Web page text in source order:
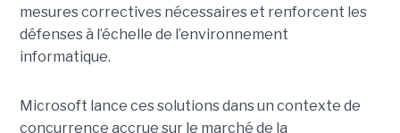
mesures correctives nécessaires et renforcent les
défenses à l’échelle de l’environnement
informatique.
Microsoft lance ces solutions dans un contexte de
concurrence accrue sur le marché de la